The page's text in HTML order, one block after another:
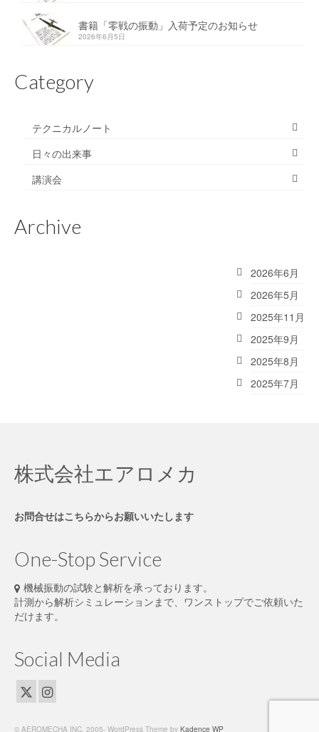
書籍「零戦の振動」入荷予定のお知らせ
2026年6月5日
Category
テクニカルノート
日々の出来事
講演会
Archive
2026年6月
2026年5月
2025年11月
2025年9月
2025年8月
2025年7月
株式会社エアロメカ
お問合せはこちらからお願いいたします
One-Stop Service
機械振動の試験と解析を承っております。
計測から解析シミュレーションまで、ワンストップでご依頼いた
だけます。
Social Media
© AEROMECHA INC. 2005- WordPress Theme by Kadence WP